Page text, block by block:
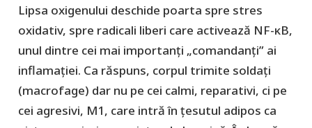
Lipsa oxigenului deschide poarta spre stres
oxidativ, spre radicali liberi care activează NF-κB,
unul dintre cei mai importanți „comandanți” ai
inflamației. Ca răspuns, corpul trimite soldați
(macrofage) dar nu pe cei calmi, reparativi, ci pe
cei agresivi, M1, care intră în țesutul adipos ca